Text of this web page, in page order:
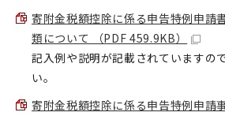
寄附金税額控除に係る申告特例申請
類について （PDF 459.9KB）
記入例や説明が記載されていますの
い。
寄附金税額控除に係る申告特例申請